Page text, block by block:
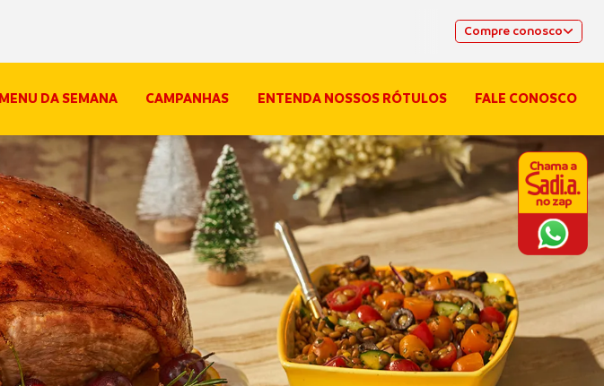
Compre conosco
MENU DA SEMANA CAMPANHAS ENTENDA NOSSOS RÓTULOS FALE CONOSCO